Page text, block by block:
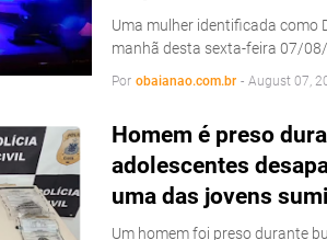
Uma mulher identificada como
manhã desta sexta-feira 07/08/
Por obaianao.com.br - August 07,
Homem é preso
adolescentes
uma das jovens
Um homem foi preso durante